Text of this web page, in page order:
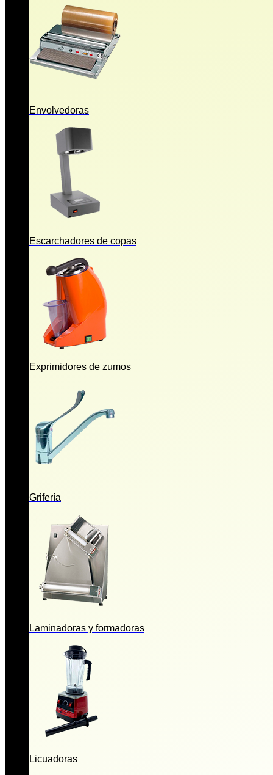
Envolvedoras
Escarchadores de copas
Exprimidores de zumos
Grifería
Laminadoras y formadoras
Licuadoras